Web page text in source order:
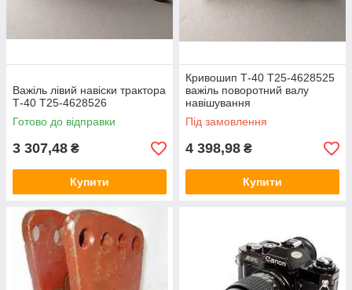
Важіль лівий навіски трактора
Т-40 Т25-4628526
Готово до відправки
3 307,48 ₴
Купити
Кривошип Т-40 Т25-4628525
важіль поворотний валу
навішування
Під замовлення
4 398,98 ₴
Купити